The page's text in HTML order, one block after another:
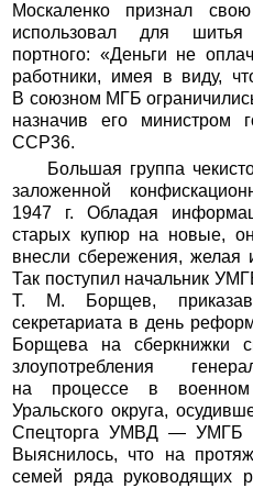
Москаленко признал
использовал для шитья
портного: «Деньги не
работники, имея в виду,
В союзном МГБ
назначив его министром
ССР36.
Большая группа
заложенной
1947 г. Обладая
старых купюр на новые,
внесли сбережения, желая
Так поступил начальник
Т. М. Борщев,
секретариата в день
Борщева на сберкнижки
злоупотребления
на процессе в
Уральского округа,
Спецторга УМВД — УМГБ
Выяснилось, что на
семей ряда руководящих